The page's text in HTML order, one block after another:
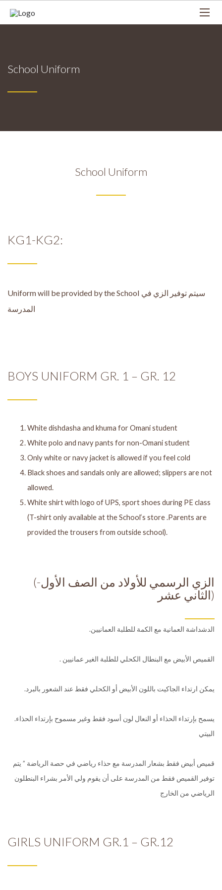
School Uniform
School Uniform
KG1-KG2:
Uniform will be provided by the School سيتم توفير الزي في
المدرسة
BOYS UNIFORM GR. 1 – GR. 12
White dishdasha and khuma for Omani student
White polo and navy pants for non-Omani student
Only white or navy jacket is allowed if you feel cold
Black shoes and sandals only are allowed; slippers are not
allowed.
White shirt with logo of UPS, sport shoes during PE class
(T-shirt only available at the School‘s store .Parents are
provided the trousers from outside school).
(الزي الرسمي للأولاد من الصف الأول-
الثاني عشر)
.الدشداشة العمانية مع الكمة للطلبة العمانيين
. القميص الأبيض مع البنطال الكحلي للطلبة الغير عمانيين
.يمكن ارتداء الجاكيت باللون الأبيض أو الكحلي فقط عند الشعور بالبرد
.يسمح بإرتداء الحذاء أو النعال لون أسود فقط وغير مسموح بإرتداء الحذاء
البيتي
قميص أبيض فقط بشعار المدرسة مع حذاء رياضي في حصة الرياضة ” يتم
توفير القميص فقط من المدرسة على أن يقوم ولي الأمر بشراء البنطلون
الرياضي من الخارج
GIRLS UNIFORM GR.1 – GR.12